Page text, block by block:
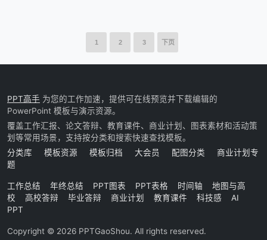
1 2 3 下页
PPT高手 为您的工作加速，提供可在线预览并下载编辑的
PowerPoint 模板与演示资源。
覆盖工作汇报、论文答辩、教育课件、商业计划、图表素材和活动策
划等常用场景，支持按分类和搜索快速查找模板。
分类库
模板资源 模板归档 大会员 配图分类
商业计划专
题
工作总结 年终总结 PPT图表 PPT表格 时间轴
地图与高
校
高校答辩 毕业答辩 商业计划 教育课件 科技感
AI
PPT
Copyright © 2026 PPTGaoShou. All rights reserved.